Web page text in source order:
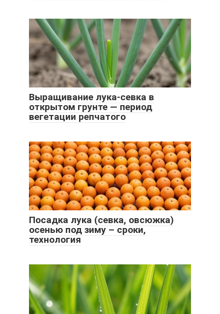
Выращивание лука-севка в
открытом грунте — период
вегетации репчатого
Посадка лука (севка, овсюжка)
осенью под зиму – сроки,
технология